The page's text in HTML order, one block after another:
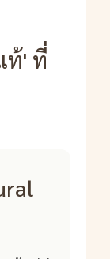
ท้' ที่